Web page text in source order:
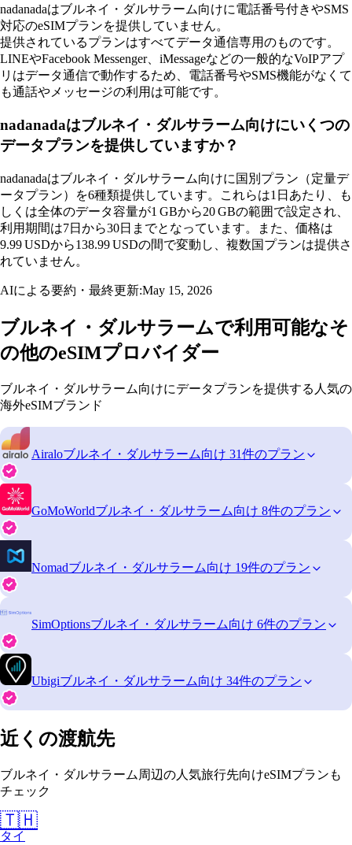
nadanadaはブルネイ・ダルサラーム向けに電話番号付きやSMS
対応のeSIMプランを提供していません。
提供されているプランはすべてデータ通信専用のものです。
LINEやFacebook Messenger、iMessageなどの一般的なVoIPアプ
リはデータ通信で動作するため、電話番号やSMS機能がなくて
も通話やメッセージの利用は可能です。
nadanadaはブルネイ・ダルサラーム向けにいくつの
データプランを提供していますか？
nadanadaはブルネイ・ダルサラーム向けに国別プラン（定量デ
ータプラン）を6種類提供しています。これらは1日あたり、も
しくは全体のデータ容量が1 GBから20 GBの範囲で設定され、
利用期間は7日から30日までとなっています。また、価格は
9.99 USDから138.99 USDの間で変動し、複数国プランは提供さ
れていません。
AIによる要約・最終更新:May 15, 2026
ブルネイ・ダルサラームで利用可能なそ
の他のeSIMプロバイダー
ブルネイ・ダルサラーム向けにデータプランを提供する人気の
海外eSIMブランド
Airaloブルネイ・ダルサラーム向け 31件のプラン
GoMoWorldブルネイ・ダルサラーム向け 8件のプラン
Nomadブルネイ・ダルサラーム向け 19件のプラン
SimOptionsブルネイ・ダルサラーム向け 6件のプラン
Ubigiブルネイ・ダルサラーム向け 34件のプラン
近くの渡航先
ブルネイ・ダルサラーム周辺の人気旅行先向けeSIMプランも
チェック
🇹🇭
タイ